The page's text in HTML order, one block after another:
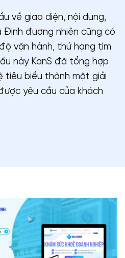
về giao diện, nội dung,
Định đương nhiên cũng có
vận hành, thứ hạng tìm
này KanS đã tổng hợp
tiêu biểu thành một giải
yêu cầu của khách